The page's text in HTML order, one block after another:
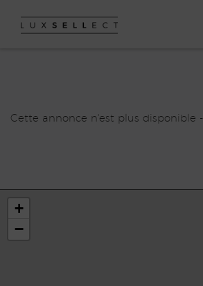
Cette annonce n'est plus disponible -
+
−